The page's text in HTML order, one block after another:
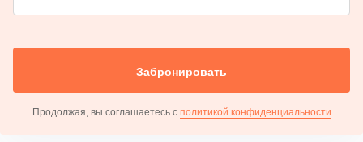
Забронировать
Продолжая, вы соглашаетесь с политикой конфиденциальности